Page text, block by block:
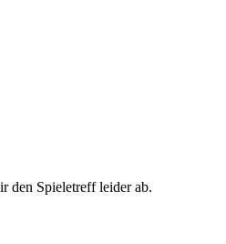
den Spieletreff leider ab.